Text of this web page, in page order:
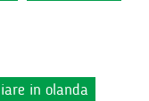
in olanda